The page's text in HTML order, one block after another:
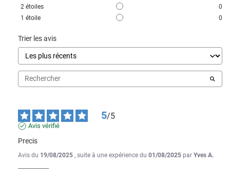
2 étoiles
0
1 étoile 0
Trier les avis
5/5
Avis vérifié
Precis
Avis du 19/08/2025 , suite à une expérience du 01/08/2025 par Yves A.